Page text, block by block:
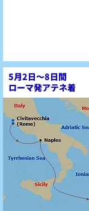
5月2日～8日間
ローマ発アテネ着